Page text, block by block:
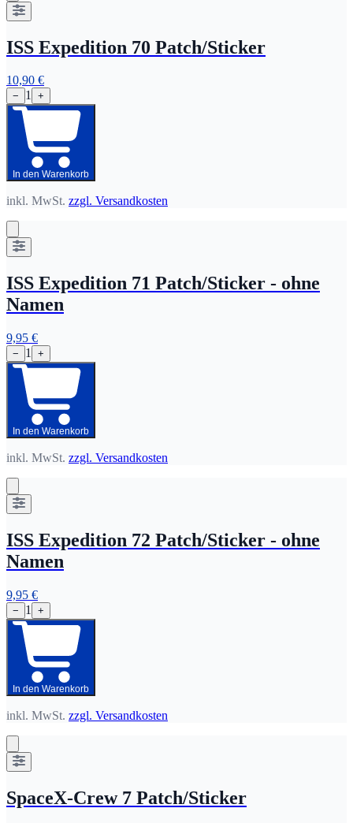
ISS Expedition 70 Patch/Sticker
10,90 €
− 1 +
In den Warenkorb
inkl. MwSt. zzgl. Versandkosten
ISS Expedition 71 Patch/Sticker - ohne
Namen
9,95 €
− 1 +
In den Warenkorb
inkl. MwSt. zzgl. Versandkosten
ISS Expedition 72 Patch/Sticker - ohne
Namen
9,95 €
− 1 +
In den Warenkorb
inkl. MwSt. zzgl. Versandkosten
SpaceX-Crew 7 Patch/Sticker